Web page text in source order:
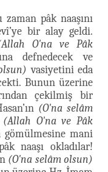
pâk naaşını
bir alay geldi.
O'na ve Pâk
defnedecek ve
vasiyetini eda
Bunun üzerine
çekilmiş bir
(O'na selâm
(Allah O'na ve Pâk
gömülmesine mani
naaşı okladılar!
(O'na selâm olsun)